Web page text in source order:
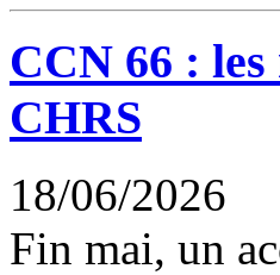
CCN 66 :
CHRS
18/06/2026
Fin mai, un